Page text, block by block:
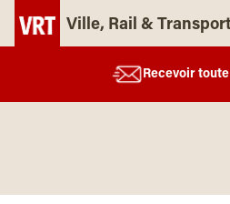
Ville, Rail &
Recevoir